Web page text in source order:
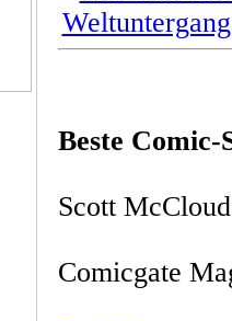
Beste
Scott
Comicgate